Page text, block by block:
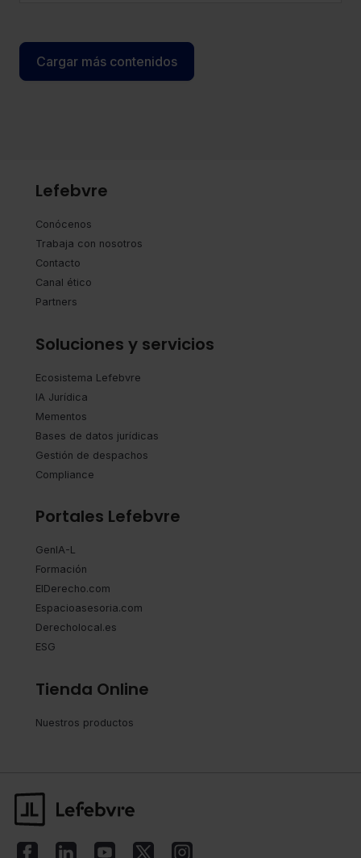
Cargar más contenidos
Lefebvre
Conócenos
Trabaja con nosotros
Contacto
Canal ético
Partners
Soluciones y servicios
Ecosistema Lefebvre
IA Jurídica
Mementos
Bases de datos jurídicas
Gestión de despachos
Compliance
Portales Lefebvre
GenIA-L
Formación
ElDerecho.com
Espacioasesoria.com
Derecholocal.es
ESG
Tienda Online
Nuestros productos